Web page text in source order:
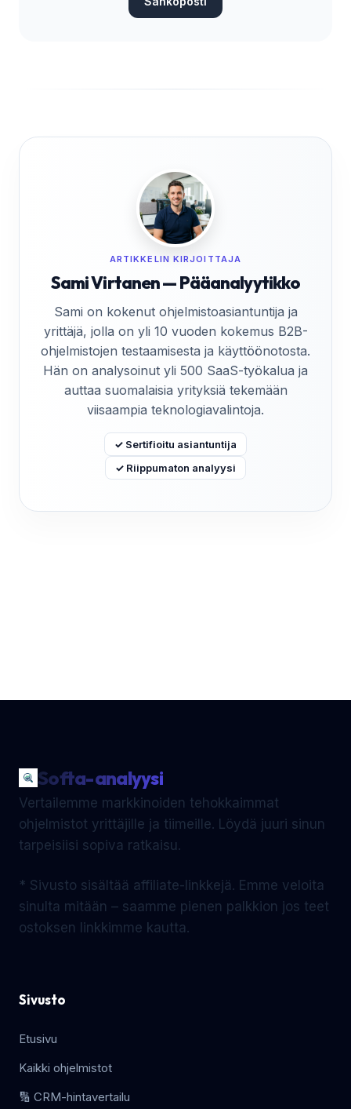
ARTIKKELIN KIRJOITTAJA
Sami Virtanen — Pääanalyytikko
Sami on kokenut ohjelmistoasiantuntija ja
yrittäjä, jolla on yli 10 vuoden kokemus B2B-
ohjelmistojen testaamisesta ja käyttöönotosta.
Hän on analysoinut yli 500 SaaS-työkalua ja
auttaa suomalaisia yrityksiä tekemään
viisaampia teknologiavalintoja.
✓ Sertifioitu asiantuntija
✓ Riippumaton analyysi
Softa-analyysi
Vertailemme markkinoiden tehokkaimmat
ohjelmistot yrittäjille ja tiimeille. Löydä juuri sinun
tarpeisiisi sopiva ratkaisu.
* Sivusto sisältää affiliate-linkkejä. Emme veloita
sinulta mitään – saamme pienen palkkion jos teet
ostoksen linkkimme kautta.
Sivusto
Etusivu
Kaikki ohjelmistot
🔢 CRM-hintavertailu